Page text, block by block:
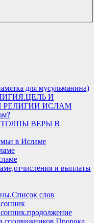
для мусульманина)
И
РЕЛИГИИ ИСЛАМ
ВЕРЫ В
в Исламе
и выплаты
слов